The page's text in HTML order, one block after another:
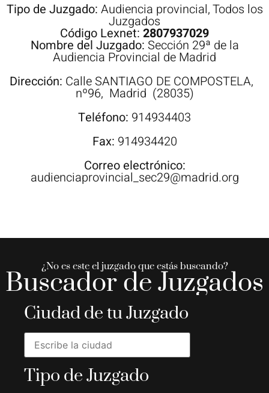
Tipo de Juzgado: Audiencia provincial,Todos los
Juzgados
Código Lexnet: 2807937029
Nombre del Juzgado: Sección 29ª de la
Audiencia Provincial de Madrid
Dirección: Calle SANTIAGO DE COMPOSTELA,
nº96, Madrid (28035)
Teléfono: 914934403
Fax: 914934420
Correo electrónico:
audienciaprovincial_sec29@madrid.org
¿No es este el juzgado que estás buscando?
Buscador de Juzgados
Ciudad de tu Juzgado
Tipo de Juzgado